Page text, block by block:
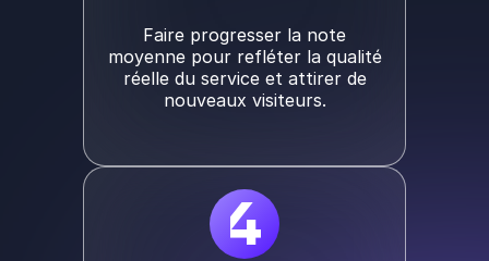
Faire progresser la note
moyenne pour refléter la qualité
réelle du service et attirer de
nouveaux visiteurs.
4